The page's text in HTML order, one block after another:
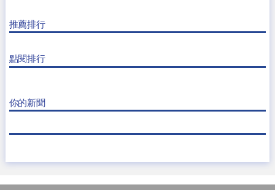
推薦排行
點閱排行
你的新聞